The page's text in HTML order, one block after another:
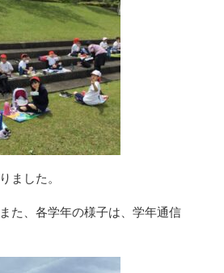
ました。
た、各学年の様子は、学年通信